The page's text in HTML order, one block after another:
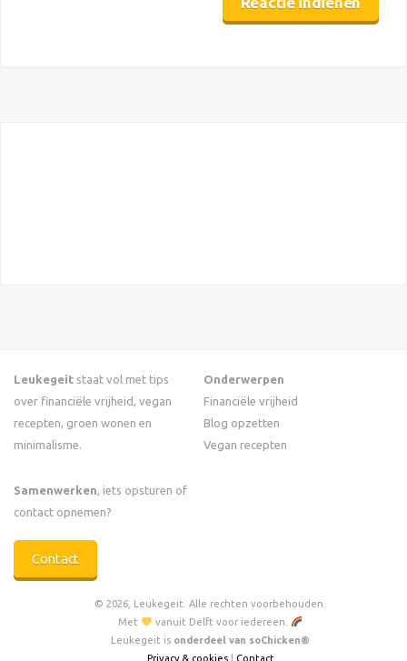
Leukegeit staat vol met tips
over financiële vrijheid, vegan
recepten, groen wonen en
minimalisme.
Samenwerken, iets opsturen of
contact opnemen?
Contact
Onderwerpen
Financiële vrijheid
Blog opzetten
Vegan recepten
© 2026, Leukegeit. Alle rechten voorbehouden.
Met
vanuit Delft voor iedereen.
Leukegeit is onderdeel van soChicken®
Privacy & cookies| Contact